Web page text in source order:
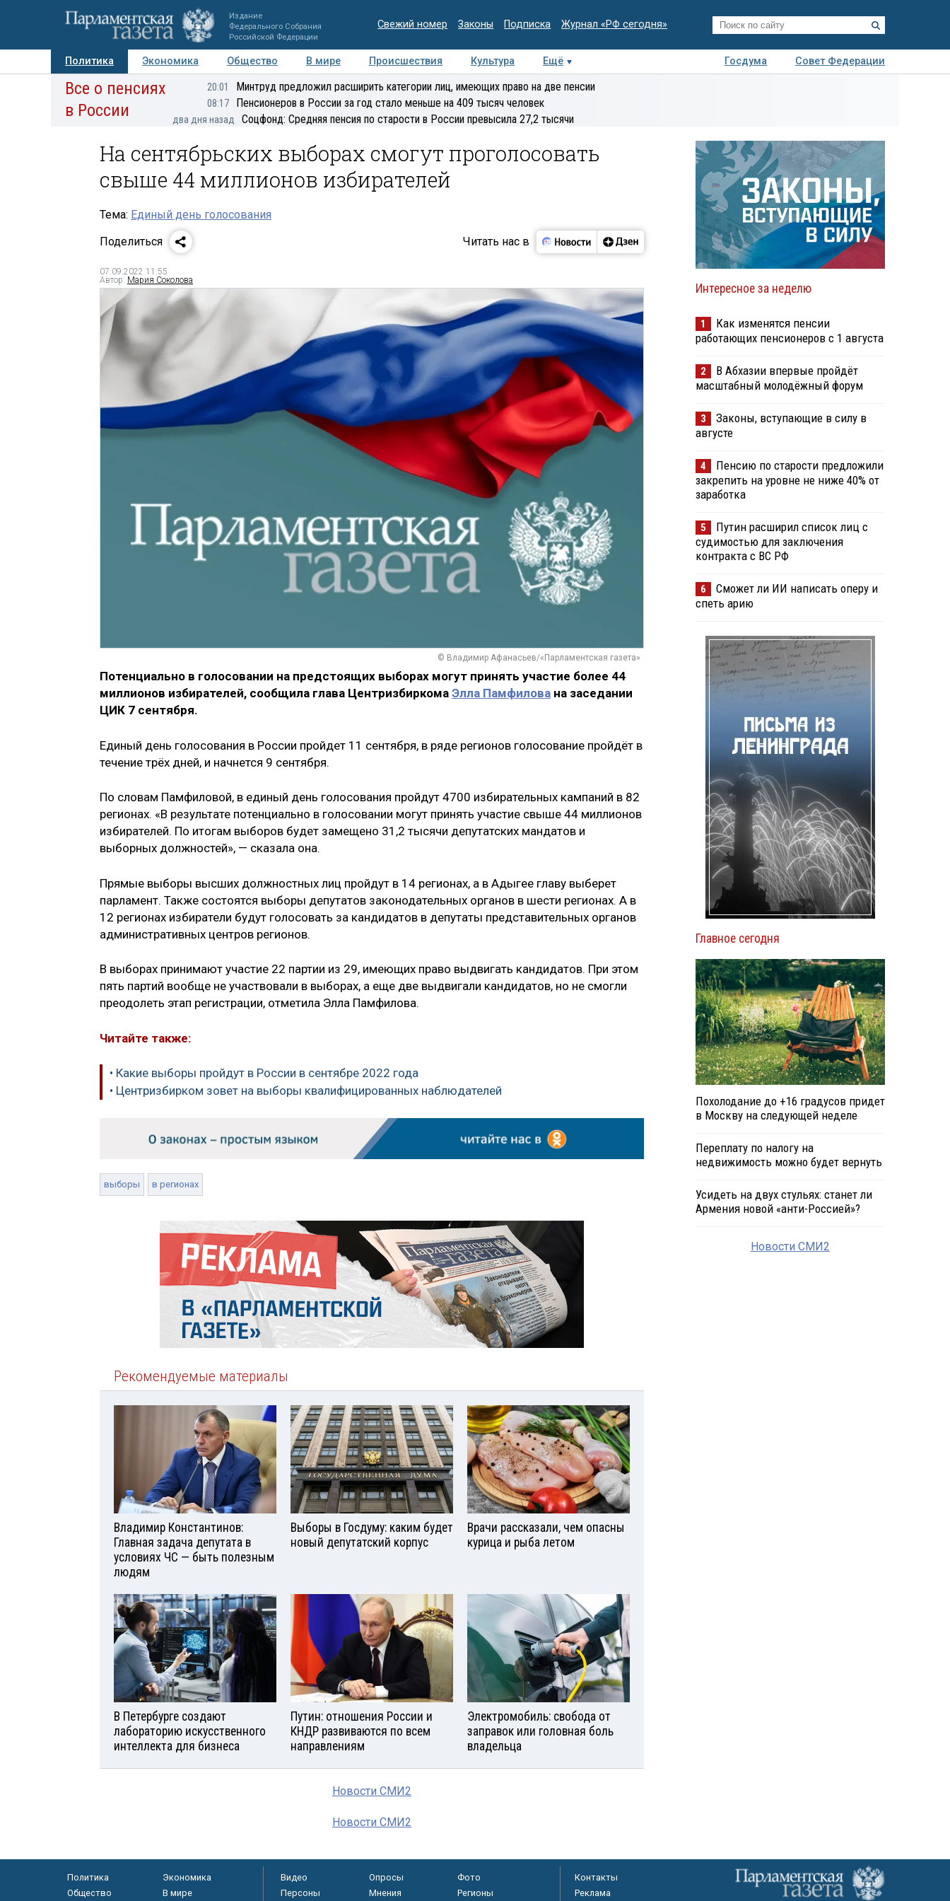
Издание
Федерального Собрания
Российской Федерации
Свежий номер Законы Подписка Журнал «РФ сегодня»
Политика Экономика Общество В мире Происшествия Культура Ещё Госдума
Совет Федерации
Авторы Персоны Мнения Регионы Медиацентр Интервью Колумнисты
Деловая
Все о пенсиях
в России
20:01 Минтруд предложил расширить категории лиц, имеющих право на две пенсии
08:17 Пенсионеров в России за год стало меньше на 409 тысяч человек
два дня назад Соцфонд: Средняя пенсия по старости в России превысила 27,2 тысячи
На сентябрьских выборах смогут проголосовать
свыше 44 миллионов избирателей
Тема: Единый день голосования
Поделиться
Читать нас в
07.09.2022 11:55
Автор: Мария Соколова
© Владимир Афанасьев/«Парламентская газета»
Потенциально в голосовании на предстоящих выборах могут принять участие более 44
миллионов избирателей, сообщила глава Центризбиркома Элла Памфилова на заседании
ЦИК 7 сентября.
Единый день голосования в России пройдет 11 сентября, в ряде регионов голосование пройдёт в
течение трёх дней, и начнется 9 сентября.
По словам Памфиловой, в единый день голосования пройдут 4700 избирательных кампаний в 82
регионах. «В результате потенциально в голосовании могут принять участие свыше 44 миллионов
избирателей. По итогам выборов будет замещено 31,2 тысячи депутатских мандатов и
выборных должностей», — сказала она.
Прямые выборы высших должностных лиц пройдут в 14 регионах, а в Адыгее главу выберет
парламент. Также состоятся выборы депутатов законодательных органов в шести регионах. А в
12 регионах избиратели будут голосовать за кандидатов в депутаты представительных органов
административных центров регионов.
В выборах принимают участие 22 партии из 29, имеющих право выдвигать кандидатов. При этом
пять партий вообще не участвовали в выборах, а еще две выдвигали кандидатов, но не смогли
преодолеть этап регистрации, отметила Элла Памфилова.
Читайте также:
• Какие выборы пройдут в России в сентябре 2022 года
• Центризбирком зовет на выборы квалифицированных наблюдателей
выборы в регионах
Рекомендуемые материалы
Владимир Константинов:
Главная задача депутата в
условиях ЧС — быть полезным
людям
Выборы в Госдуму: каким будет
новый депутатский корпус
Врачи рассказали, чем опасны
курица и рыба летом
В Петербурге создают
лабораторию искусственного
интеллекта для бизнеса
Путин: отношения России и
КНДР развиваются по всем
направлениям
Электромобиль: свобода от
заправок или головная боль
владельца
Новости СМИ2
Новости СМИ2
Интересное за неделю
1
Как изменятся пенсии
работающих пенсионеров с 1 августа
2
В Абхазии впервые пройдёт
масштабный молодёжный форум
3
Законы, вступающие в силу в
августе
4
Пенсию по старости предложили
закрепить на уровне не ниже 40% от
заработка
5
Путин расширил список лиц с
судимостью для заключения
контракта с ВС РФ
6
Сможет ли ИИ написать оперу и
спеть арию
Главное сегодня
Похолодание до +16 градусов придет
в Москву на следующей неделе
Переплату по налогу на
недвижимость можно будет вернуть
Усидеть на двух стульях: станет ли
Армения новой «анти-Россией»?
Новости СМИ2
Политика
Экономика
Общество
В мире
Видео Опросы
Фото
Персоны
Мнения Регионы
Контакты
Реклама